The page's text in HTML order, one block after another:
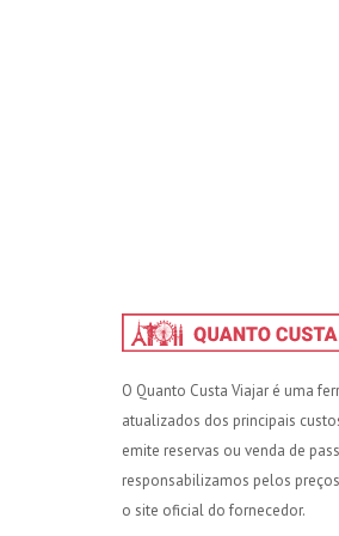
O Quanto Custa Viajar é uma
atualizados dos principais
emite reservas ou venda de
responsabilizamos pelos
o site oficial do fornecedor.